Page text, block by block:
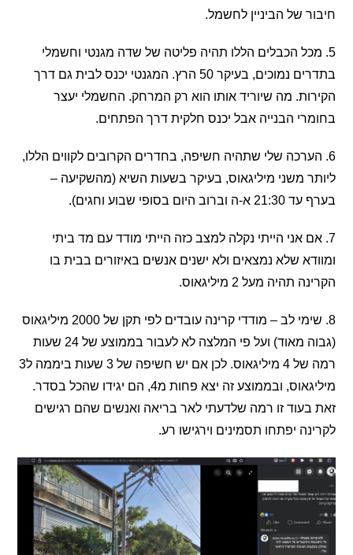
של הביניין לחשמל.
הכבלים הללו תהיה פליטה של שדה מגנטי וחשמלי
בתדרים נמוכים, בעיקר 50 הרץ. המגנטי יכנס לבית גם דרך
מה שיוריד אותו הוא רק המרחק. החשמלי יעצר
הבנייה אבל יכנס חלקית דרך הפתחים.
שלי שתהיה חשיפה, בחדרים הקרובים לקווים הללו,
משני מיליגאוס, בעיקר בשעות השיא (מהשקיעה –
בסופי שבוע וחגים).
אני הייתי נקלה למצב כזה הייתי מודד עם מד ביתי
שלא נמצאים ולא ישנים אנשים באיזורים בבית בו
מעל 2 מיליגאוס.
8. שימי לב – מודדי קרינה עובדים לפי תקן של 2000 מיליגאוס
(גבוה מאוד) ועל פי המלצה לא לעבור בממוצע של 24 שעות
רמה של 4 מיליגאוס. לכן אם יש חשיפה של 3 שעות ביממה ל3
מיליגאוס, ובממוצע זה יצא פחות מ4, הם יגידו שהכל בסדר.
זו רמה שלדעתי לאר בריאה ואנשים שהם רגישים
יפתחו תסמינים וירגישו רע.